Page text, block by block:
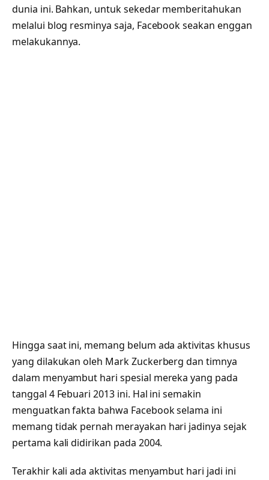
dunia ini. Bahkan, untuk sekedar memberitahukan
melalui blog resminya saja, Facebook seakan enggan
melakukannya.
Hingga saat ini, memang belum ada aktivitas khusus
yang dilakukan oleh Mark Zuckerberg dan timnya
dalam menyambut hari spesial mereka yang pada
tanggal 4 Febuari 2013 ini. Hal ini semakin
menguatkan fakta bahwa Facebook selama ini
memang tidak pernah merayakan hari jadinya sejak
pertama kali didirikan pada 2004.
Terakhir kali ada aktivitas menyambut hari jadi ini